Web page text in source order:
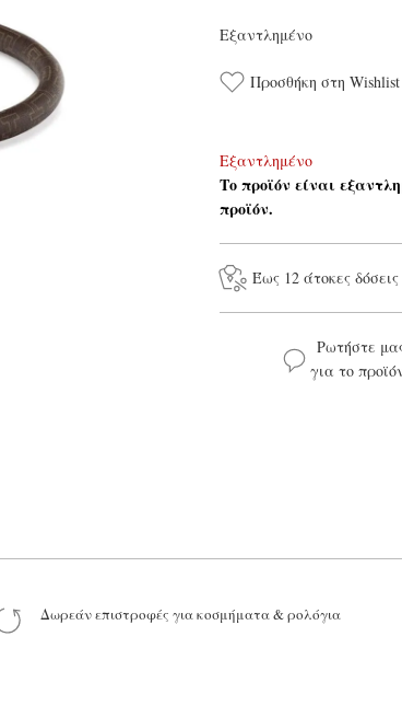
Εξαντλημένο
Προσθήκη στη Wishlist
Εξαντλημένο
Το προϊόν είναι
προϊόν.
Έως 12 άτοκες δόσεις
Ρωτήστε
για το
Δωρεάν επιστροφές για κοσμήματα & ρολόγια